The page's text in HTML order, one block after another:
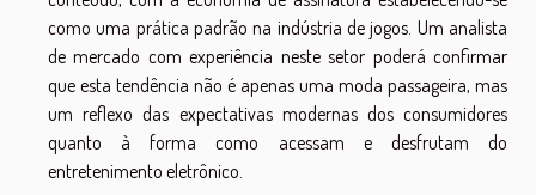
como uma prática padrão na indústria de jogos. Um analista
de mercado com experiência neste setor poderá confirmar
que esta tendência não é apenas uma moda passageira, mas
um reflexo das expectativas modernas dos consumidores
quanto à forma como acessam e desfrutam do
entretenimento eletrônico.